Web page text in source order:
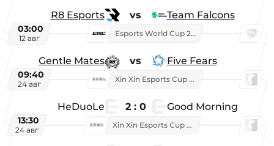
R8 Esports vs Team Falcons
03:00
12 авг
Esports World Cup 2026
Gentle Mates vs Five Fears
09:40
24 авг
Xin Xin Esports Cup 2025
HeDuoLe 2 : 0 Good Morning
13:30
24 авг
Xin Xin Esports Cup 2026